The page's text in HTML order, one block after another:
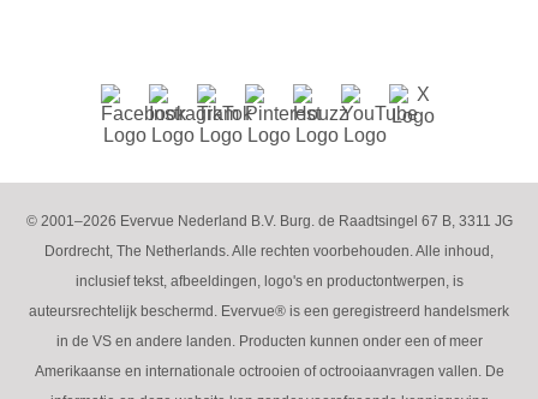
© 2001–2026 Evervue Nederland B.V. Burg. de Raadtsingel 67 B, 3311 JG
Dordrecht, The Netherlands. Alle rechten voorbehouden. Alle inhoud,
inclusief tekst, afbeeldingen, logo's en productontwerpen, is
auteursrechtelijk beschermd. Evervue® is een geregistreerd handelsmerk
in de VS en andere landen. Producten kunnen onder een of meer
Amerikaanse en internationale octrooien of octrooiaanvragen vallen. De